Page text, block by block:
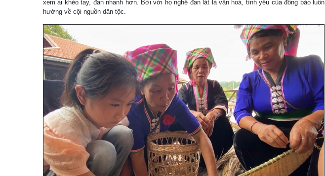
xem ai khéo tay, đan nhanh hơn. Bởi với họ nghề đan lát là văn hoá, tình yêu của đồng bào luôn
hướng về cội nguồn dân tộc.